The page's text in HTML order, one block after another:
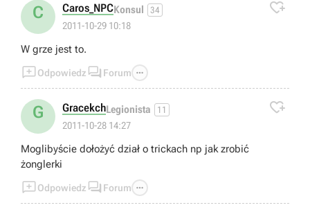
C Caros_NPCKonsul 34
2011-10-29 10:18

W grze jest to.
Odpowiedz  Forum 
G GracekchLegionista 11
2011-10-28 14:27

Moglibyście dołożyć dział o trickach np jak zrobić
żonglerki
Odpowiedz  Forum 